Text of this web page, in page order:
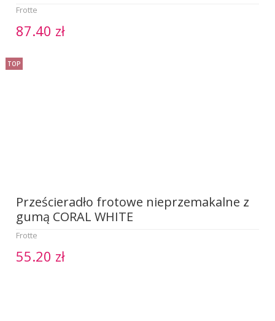
Frotte
87.40 zł
TOP
Prześcieradło frotowe nieprzemakalne z
gumą CORAL WHITE
Frotte
55.20 zł